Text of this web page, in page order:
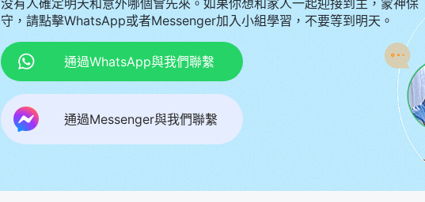
没有人確定明天和意外哪個會先來。如果你想和家人一起迎接到主，蒙神保
守，請點擊WhatsApp或者Messenger加入小組學習，不要等到明天。
通過WhatsApp與我們聯繫
通過Messenger與我們聯繫